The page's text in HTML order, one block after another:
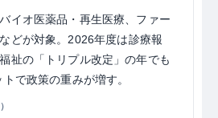
イオ医薬品・再生医療、ファー
どが対象。2026年度は診療報
祉の「トリプル改定」の年でも
で政策の重みが増す。